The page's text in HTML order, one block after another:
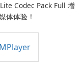
Codec Pack Full 增
体体验！